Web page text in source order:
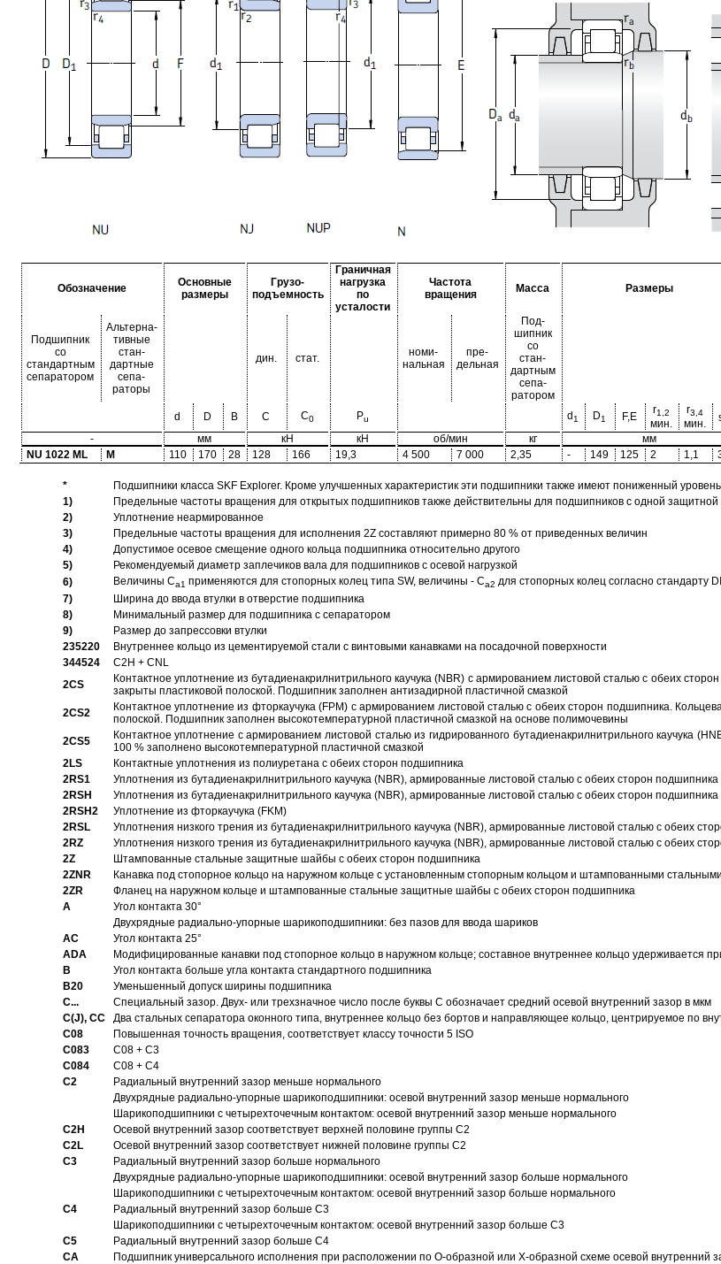
Обозначение
Основные
размеры
Грузо-
подъемность
Граничная
нагрузка
по
усталости
Частота
вращения
Масса Размеры
Подшипник
со
стандартным
сепаратором
Альтерна-
тивные
стан-
дартные
сепа-
раторы
дин. стат.
номи-
нальная
пре-
дельная
Под-
шипник
со
стан-
дартным
сепа-
ратором
d D B C C0 Pu d1 D1 F,E
r1,2
мин.
r3,4
мин.
-
мм кН кН об/мин кг мм
NU 1022 ML
M 110 170 28 128 166 19,3 4 500 7 000 2,35 - 149 125 2 1,1
*
Подшипники класса SKF Explorer. Кроме улучшенных характеристик эти подшипники также имеют пониженный
1)
Предельные частоты вращения для открытых подшипников также действительны для подшипников с одной
2)
Уплотнение неармированное
3)
Предельные частоты вращения для исполнения 2Z составляют примерно 80 % от приведенных величин
4)
Допустимое осевое смещение одного кольца подшипника относительно другого
5)
Рекомендуемый диаметр заплечиков вала для подшипников с осевой нагрузкой
6)
Величины Ca1 применяются для стопорных колец типа SW, величины - Ca2 для стопорных колец согласно стандарту
7)
Ширина до ввода втулки в отверстие подшипника
8)
Минимальный размер для подшипника с сепаратором
9)
Размер до запрессовки втулки
235220
Внутреннее кольцо из цементируемой стали с винтовыми канавками на посадочной поверхности
344524
C2H + CNL
2CS
Контактное уплотнение из бутадиенакрилнитрильного каучука (NBR) с армированием листовой сталью с обеих
закрыты пластиковой полоской. Подшипник заполнен антизадирной пластичной смазкой
2CS2
Контактное уплотнение из фторкаучука (FPM) с армированием листовой сталью с обеих сторон подшипника.
полоской. Подшипник заполнен высокотемпературной пластичной смазкой на основе полимочевины
2CS5
Контактное уплотнение с армированием листовой сталью из гидрированного бутадиенакрилнитрильного каучука
100 % заполнено высокотемпературной пластичной смазкой
2LS
Контактные уплотнения из полиуретана с обеих сторон подшипника
2RS1
Уплотнения из бутадиенакрилнитрильного каучука (NBR), армированные листовой сталью с обеих сторон подшипника
2RSH
Уплотнения из бутадиенакрилнитрильного каучука (NBR), армированные листовой сталью с обеих сторон подшипника
2RSH2
Уплотнение из фторкаучука (FKM)
2RSL
Уплотнения низкого трения из бутадиенакрилнитрильного каучука (NBR), армированные листовой сталью с обеих
2RZ
Уплотнения низкого трения из бутадиенакрилнитрильного каучука (NBR), армированные листовой сталью с обеих
2Z
Штампованные стальные защитные шайбы с обеих сторон подшипника
2ZNR
Канавка под стопорное кольцо на наружном кольце с установленным стопорным кольцом и штампованными
2ZR
Фланец на наружном кольце и штампованные стальные защитные шайбы с обеих сторон подшипника
A
Угол контакта 30°
Двухрядные радиально-упорные шарикоподшипники: без пазов для ввода шариков
AC
Угол контакта 25°
ADA
Модифицированные канавки под стопорное кольцо в наружном кольце; составное внутреннее кольцо удерживается
B
Угол контакта больше угла контакта стандартного подшипника
B20
Уменьшенный допуск ширины подшипника
C...
Специальный зазор. Двух- или трехзначное число после буквы С обозначает средний осевой внутренний зазор в мкм
C(J), CC
Два стальных сепаратора оконного типа, внутреннее кольцо без бортов и направляющее кольцо, центрируемое по
C08
Повышенная точность вращения, соответствует классу точности 5 ISO
C083
C08 + C3
C084
C08 + C4
C2
Pадиальный внутренний зазор меньше нормального
Двухрядные радиально-упорные шарикоподшипники: осевой внутренний зазор меньше нормального
Шарикоподшипники с четырехточечным контактом: осевой внутренний зазор меньше нормального
C2H
Осевой внутренний зазор соответствует верхней половине группы C2
C2L
Осевой внутренний зазор соответствует нижней половине группы C2
C3
Pадиальный внутренний зазор больше нормального
Двухрядные радиально-упорные шарикоподшипники: осевой внутренний зазор больше нормального
Шарикоподшипники с четырехточечным контактом: осевой внутренний зазор больше нормального
C4
Pадиальный внутренний зазор больше C3
Шарикоподшипники с четырехточечным контактом: осевой внутренний зазор больше C3
C5
Pадиальный внутренний зазор больше C4
CA
Подшипник универсального исполнения при расположении по О-образной или Х-образной схеме осевой внутренний